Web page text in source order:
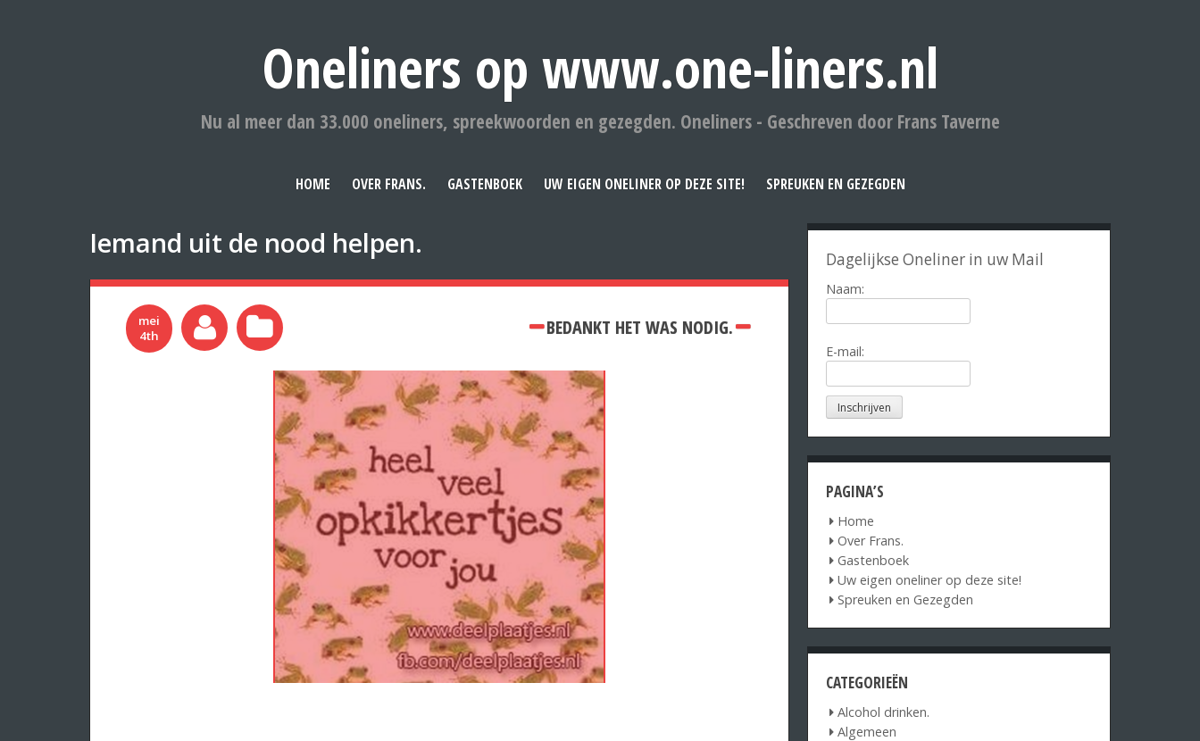
Oneliners op www.one-liners.nl
Nu al meer dan 33.000 oneliners, spreekwoorden en gezegden. Oneliners - Geschreven door Frans Taverne
HOME OVER FRANS. GASTENBOEK UW EIGEN ONELINER OP DEZE SITE! SPREUKEN EN GEZEGDEN
Iemand uit de nood helpen.
mei
4th
BEDANKT HET WAS NODIG.
Dagelijkse Oneliner in uw Mail
Naam:
E-mail:
PAGINA’S
Home
Over Frans.
Gastenboek
Uw eigen oneliner op deze site!
Spreuken en Gezegden
CATEGORIEËN
Alcohol drinken.
Algemeen